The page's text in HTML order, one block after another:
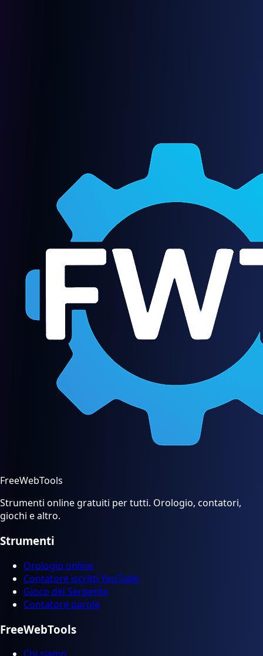
FreeWebTools
Strumenti online gratuiti per tutti. Orologio, contatori,
giochi e altro.
Strumenti
Orologio online
Contatore iscritti YouTube
Gioco del Serpente
Contatore parole
FreeWebTools